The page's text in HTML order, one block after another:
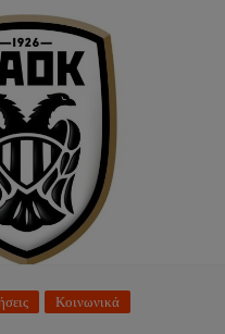
Κοινωνικά